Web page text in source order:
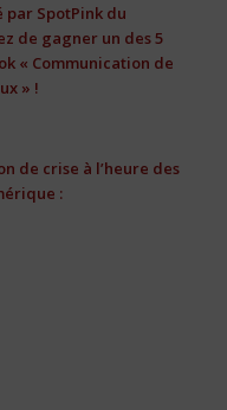
SpotPink du
de gagner un des 5
« Communication de
» !
de crise à l’heure des
: